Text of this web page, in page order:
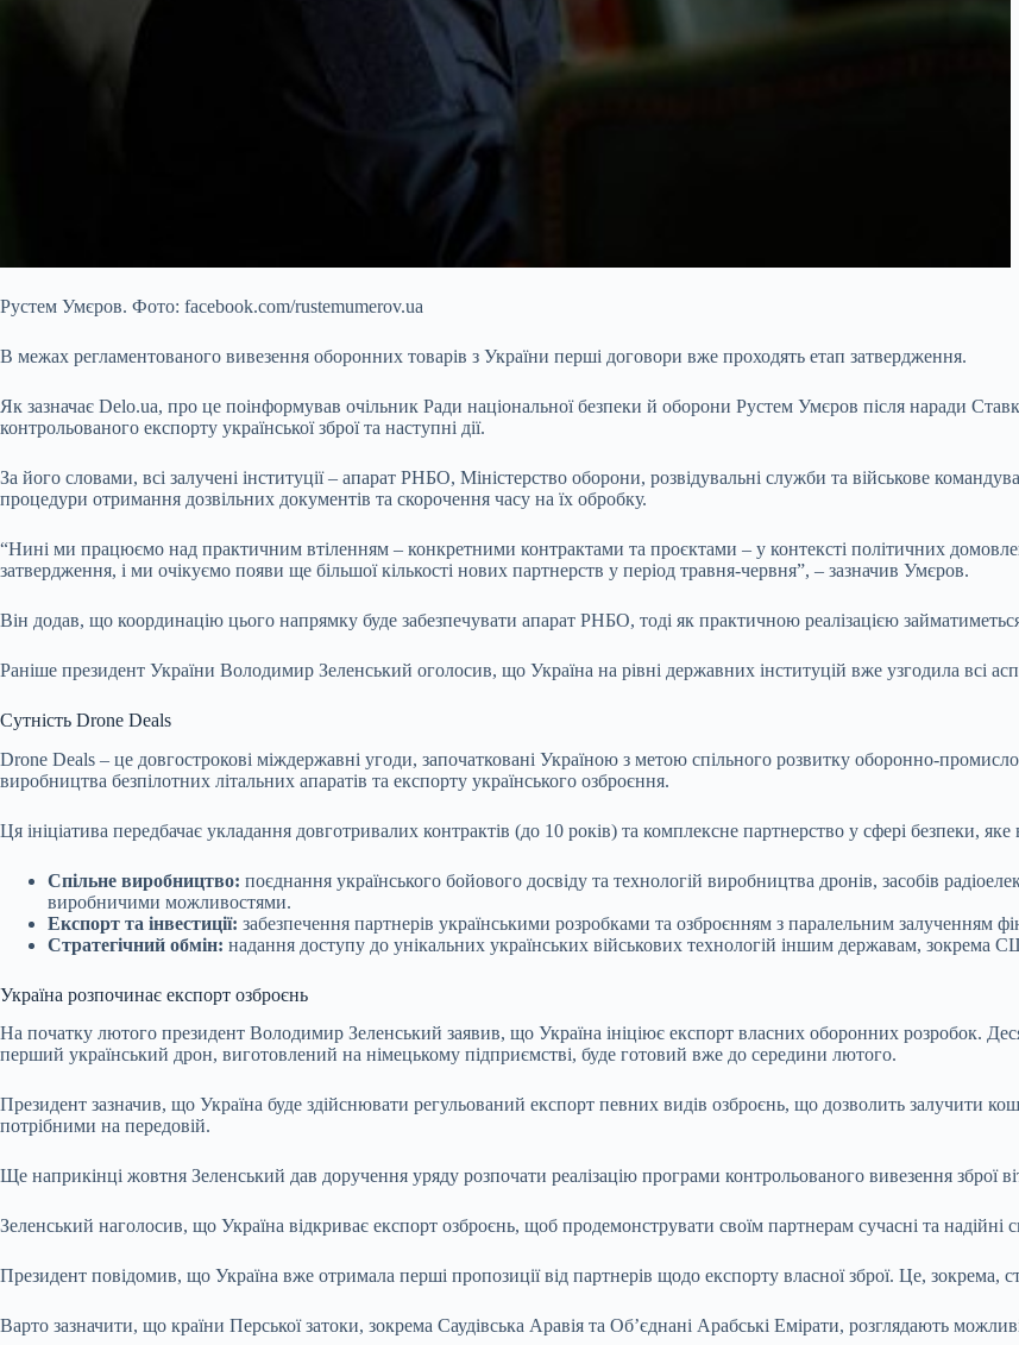
Рустем Умєров. Фото: facebook.com/rustemumerov.ua
В межах регламентованого вивезення оборонних товарів з України перші договори вже проходять етап затвердження.
Як зазначає Delo.ua, про це поінформував очільник Ради національної безпеки й оборони Рустем Умєров після наради
контрольованого експорту української зброї та наступні дії.
За його словами, всі залучені інституції – апарат РНБО, Міністерство оборони, розвідувальні служби та військове
процедури отримання дозвільних документів та скорочення часу на їх обробку.
“Нині ми працюємо над практичним втіленням – конкретними контрактами та проєктами – у контексті політичних
затвердження, і ми очікуємо появи ще більшої кількості нових партнерств у період травня-червня”, – зазначив Умєров.
Він додав, що координацію цього напрямку буде забезпечувати апарат РНБО, тоді як практичною реалізацією
Раніше президент України Володимир Зеленський оголосив, що Україна на рівні державних інституцій вже узгодила всі
Сутність Drone Deals
Drone Deals – це довгострокові міждержавні угоди, започатковані Україною з метою спільного розвитку оборонно-
виробництва безпілотних літальних апаратів та експорту українського озброєння.
Ця ініціатива передбачає укладання довготривалих контрактів (до 10 років) та комплексне партнерство у сфері безпеки, яке
Спільне виробництво: поєднання українського бойового досвіду та технологій виробництва дронів, засобів
виробничими можливостями.
Експорт та інвестиції: забезпечення партнерів українськими розробками та озброєнням з паралельним залученням
Стратегічний обмін: надання доступу до унікальних українських військових технологій іншим державам, зокрема
Україна розпочинає експорт озброєнь
На початку лютого президент Володимир Зеленський заявив, що Україна ініціює експорт власних оборонних розробок.
перший український дрон, виготовлений на німецькому підприємстві, буде готовий вже до середини лютого.
Президент зазначив, що Україна буде здійснювати регульований експорт певних видів озброєнь, що дозволить залучити
потрібними на передовій.
Ще наприкінці жовтня Зеленський дав доручення уряду розпочати реалізацію програми контрольованого вивезення зброї
Зеленський наголосив, що Україна відкриває експорт озброєнь, щоб продемонструвати своїм партнерам сучасні та надійні
Президент повідомив, що Україна вже отримала перші пропозиції від партнерів щодо експорту власної зброї. Це, зокрема,
Варто зазначити, що країни Перської затоки, зокрема Саудівська Аравія та Об’єднані Арабські Емірати, розглядають